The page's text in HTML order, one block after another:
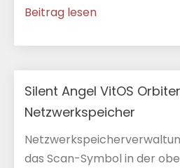
Beitrag lesen
Silent Angel VitOS
Netzwerkspeicher
das Scan-Symbol in der